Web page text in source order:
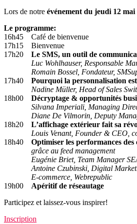
Lors de notre événement du jeudi 12 mai
Le programme:
16h45 Café de bienvenue
17h15 Bienvenue
17h20 Le SMS, un outil de
Luc Wohlhauser, Responsable
Romain Bossel, Fondateur,
17h40 Pourquoi la personnalisation
Nadine Müller, Head of Sales
18h00 Décryptage & opportunités
Silvana Imperiali, Managing
Diane De Vilmorin, Deputy
18h20 L’affichage extérieur fait sa
Louis Venant, Founder & CEO,
18h40 Optimiser les performances
grâce au feed management
Eugénie Briet, Team Manager
Antoine Czubinski, Digital
E-commerce, Webrepublic
19h00 Apéritif de réseautage
Participez et laissez-vous inspirer!
Inscription